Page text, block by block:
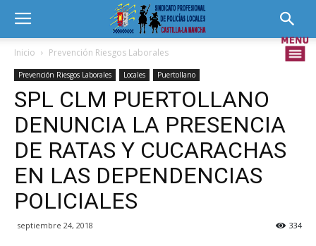
Inicio Prevención Riesgos Laborales
Prevención Riesgos Laborales Locales Puertollano
SPL CLM PUERTOLLANO
DENUNCIA LA PRESENCIA
DE RATAS Y CUCARACHAS
EN LAS DEPENDENCIAS
POLICIALES
septiembre 24, 2018 334